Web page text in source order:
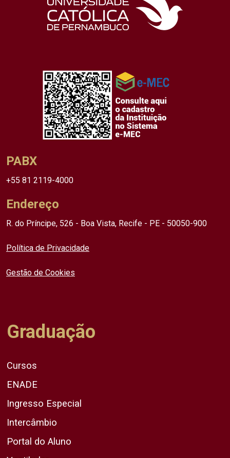
PABX
+55 81 2119-4000
Endereço
R. do Príncipe, 526 - Boa Vista, Recife - PE - 50050-900
Política de Privacidade
Gestão de Cookies
Graduação
Cursos
ENADE
Ingresso Especial
Intercâmbio
Portal do Aluno